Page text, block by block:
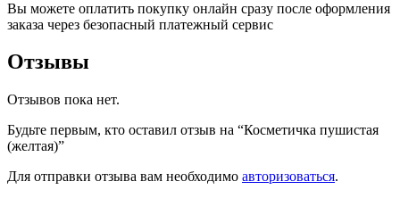
Вы можете оплатить покупку онлайн сразу после оформления
заказа через безопасный платежный сервис
Отзывы
Отзывов пока нет.
Будьте первым, кто оставил отзыв на “Косметичка пушистая
(желтая)”
Для отправки отзыва вам необходимо авторизоваться.